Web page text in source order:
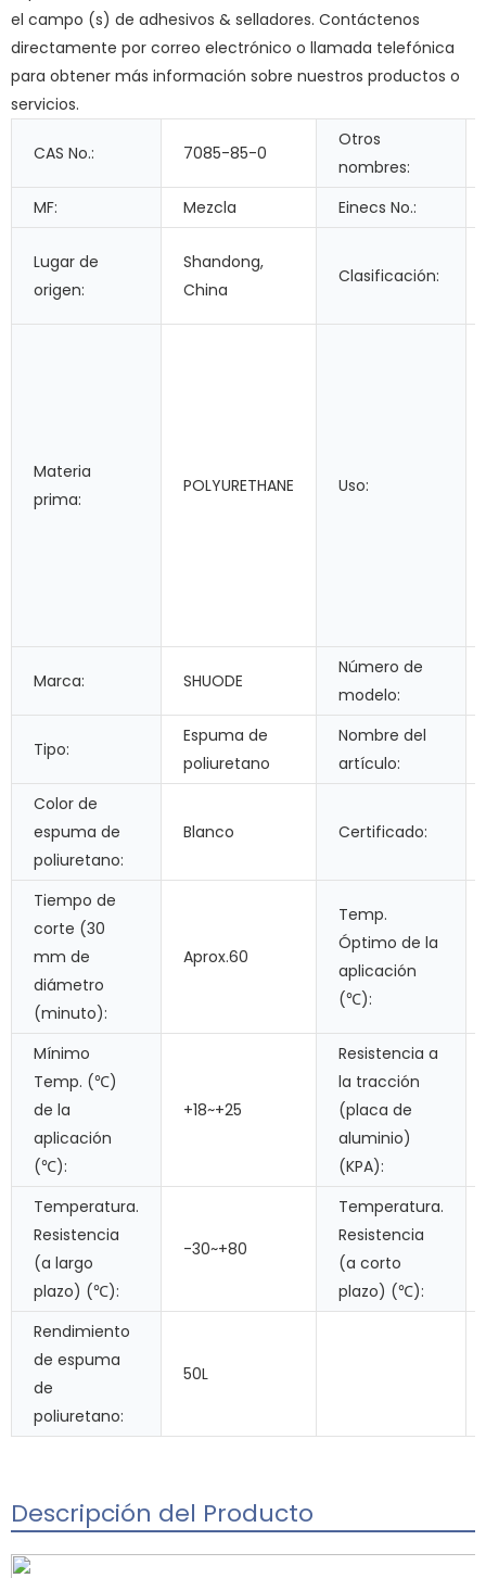
el campo (s) de adhesivos & selladores. Contáctenos
directamente por correo electrónico o llamada telefónica
para obtener más información sobre nuestros productos o
servicios.
CAS No.: 7085-85-0
Otros
nombres:
MF:
Mezcla Einecs No.:
Lugar de
origen:
Shandong,
China
Clasificación:
Materia
prima:
POLYURETHANE Uso:
Marca: SHUODE
Número de
modelo:
Tipo:
Espuma de
poliuretano
Nombre del
artículo:
Color de
espuma de
poliuretano:
Blanco Certificado:
Tiempo de
corte (30
mm de
diámetro
(minuto):
Aprox.60
Temp.
Óptimo de la
aplicación
(℃):
Mínimo
Temp. (℃)
de la
aplicación
(℃):
+18~+25
Resistencia a
la tracción
(placa de
aluminio)
(KPA):
Temperatura.
Resistencia
(a largo
plazo) (℃):
-30~+80
Temperatura.
Resistencia
(a corto
plazo) (℃):
Rendimiento
de espuma
de
poliuretano:
50L
Descripción del Producto